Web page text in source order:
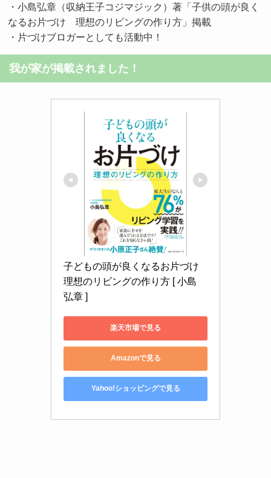
・小島弘章（収納王子コジマジック）著「子供の頭が良く
なるお片づけ 理想のリビングの作り方」掲載
・片づけブロガーとしても活動中！
我が家が掲載されました！
子どもの頭が良くなるお片づけ
理想のリビングの作り方 [ 小島
弘章 ]
楽天市場で見る
Amazonで見る
Yahoo!ショッピングで見る